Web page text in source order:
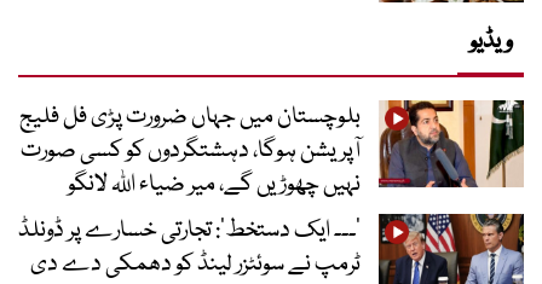
ویڈیو
بلوچستان میں جہاں ضرورت پڑی فل فلیج
آپریشن ہوگا، دہشتگردوں کو کسی صورت
نہیں چھوڑیں گے، میر ضیاء اللہ لانگو
’۔۔۔ ایک دستخط‘: تجارتی خسارے پر ڈونلڈ
ٹرمپ نے سوئٹزر لینڈ کو دھمکی دے دی